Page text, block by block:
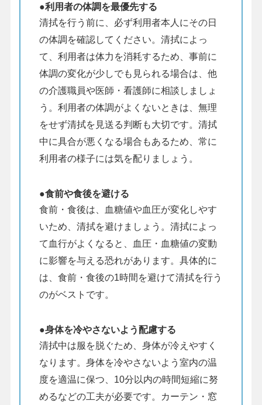
●利用者の体調を最優先する
清拭を行う前に、必ず利用者本人にその日
の体調を確認してください。清拭によっ
て、利用者は体力を消耗するため、事前に
体調の変化が少しでも見られる場合は、他
の介護職員や医師・看護師に相談しましょ
う。利用者の体調がよくないときは、無理
をせず清拭を見送る判断も大切です。清拭
中に具合が悪くなる場合もあるため、常に
利用者の様子には気を配りましょう。
●食前や食後を避ける
食前・食後は、血糖値や血圧が変化しやす
いため、清拭を避けましょう。清拭によっ
て血行がよくなると、血圧・血糖値の変動
に影響を与える恐れがあります。具体的に
は、食前・食後の1時間を避けて清拭を行う
のがベストです。
●身体を冷やさないよう配慮する
清拭中は服を脱ぐため、身体が冷えやすく
なります。身体を冷やさないよう室内の温
度を適温に保つ、10分以内の時間短縮に努
めるなどの工夫が必要です。カーテン・窓